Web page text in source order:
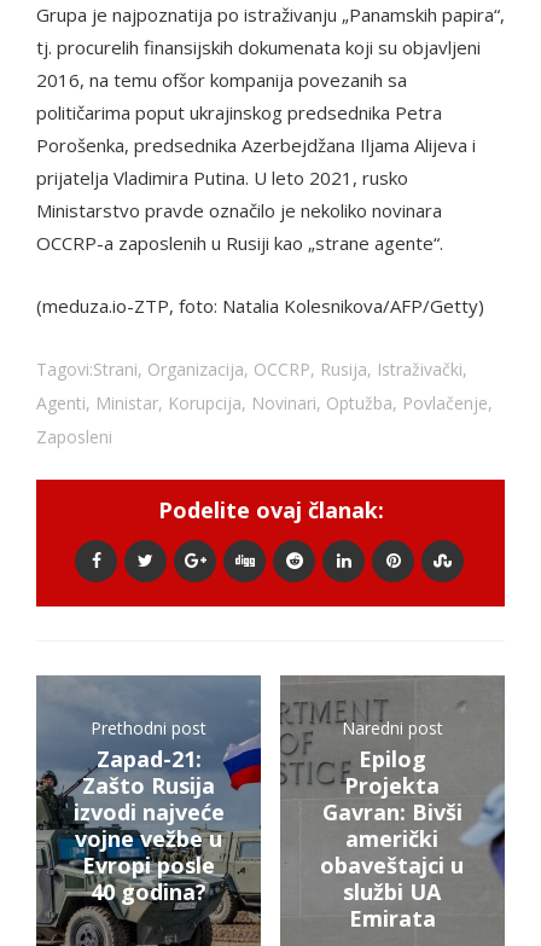
Grupa je najpoznatija po istraživanju „Panamskih papira“,
tj. procurelih finansijskih dokumenata koji su objavljeni
2016, na temu ofšor kompanija povezanih sa
političarima poput ukrajinskog predsednika Petra
Porošenka, predsednika Azerbejdžana Iljama Alijeva i
prijatelja Vladimira Putina. U leto 2021, rusko
Ministarstvo pravde označilo je nekoliko novinara
OCCRP-a zaposlenih u Rusiji kao „strane agente“.
(meduza.io-ZTP, foto: Natalia Kolesnikova/AFP/Getty)
Tagovi:Strani, Organizacija, OCCRP, Rusija, Istraživački,
Agenti, Ministar, Korupcija, Novinari, Optužba, Povlačenje,
Zaposleni
Podelite ovaj članak:
Prethodni post
Zapad-21:
Zašto Rusija
izvodi najveće
vojne vežbe u
Evropi posle
40 godina?
Naredni post
Epilog
Projekta
Gavran: Bivši
američki
obaveštajci u
službi UA
Emirata